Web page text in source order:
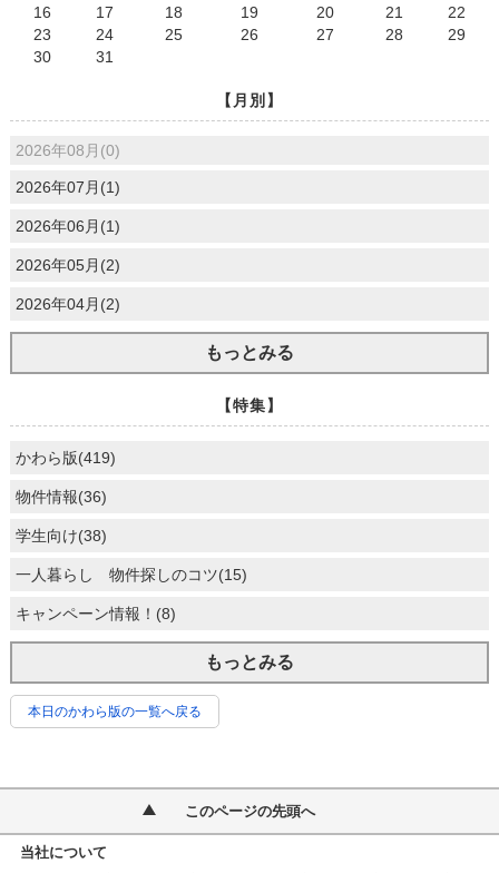
16
17 18 19 20 21
22
23
24 25 26 27 28
29
30
31
【月別】
2026年08月(0)
2026年07月(1)
2026年06月(1)
2026年05月(2)
2026年04月(2)
もっとみる
【特集】
かわら版(419)
物件情報(36)
学生向け(38)
一人暮らし 物件探しのコツ(15)
キャンペーン情報！(8)
もっとみる
本日のかわら版の一覧へ戻る
このページの先頭へ
当社について